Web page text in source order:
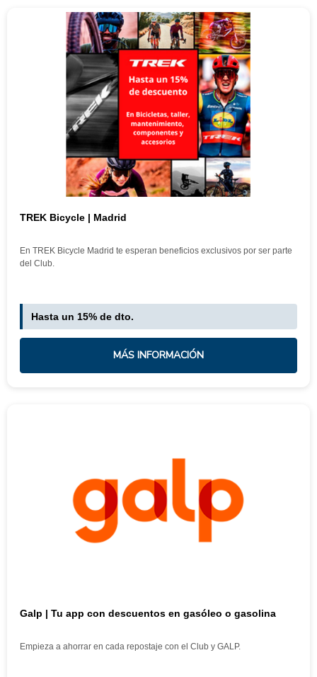
TREK Bicycle | Madrid
En TREK Bicycle Madrid te esperan beneficios exclusivos por ser parte
del Club.
Hasta un 15% de dto.
MÁS INFORMACIÓN
Galp | Tu app con descuentos en gasóleo o gasolina
Empieza a ahorrar en cada repostaje con el Club y GALP.